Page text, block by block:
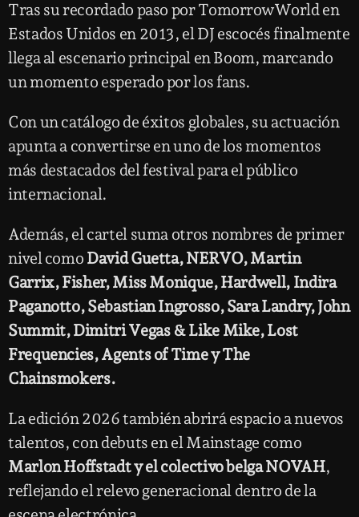
Tras su recordado paso por TomorrowWorld en
Estados Unidos en 2013, el DJ escocés finalmente
llega al escenario principal en Boom, marcando
un momento esperado por los fans.
Con un catálogo de éxitos globales, su actuación
apunta a convertirse en uno de los momentos
más destacados del festival para el público
internacional.
Además, el cartel suma otros nombres de primer
nivel como David Guetta, NERVO, Martin
Garrix, Fisher, Miss Monique, Hardwell, Indira
Paganotto, Sebastian Ingrosso, Sara Landry, John
Summit, Dimitri Vegas & Like Mike, Lost
Frequencies, Agents of Time y The
Chainsmokers.
La edición 2026 también abrirá espacio a nuevos
talentos, con debuts en el Mainstage como
Marlon Hoffstadt y el colectivo belga NOVAH,
reflejando el relevo generacional dentro de la